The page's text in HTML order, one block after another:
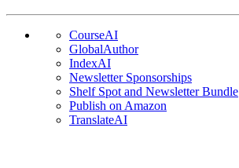
CourseAI
GlobalAuthor
IndexAI
Newsletter Sponsorships
Shelf Spot and Newsletter Bundle
Publish on Amazon
TranslateAI